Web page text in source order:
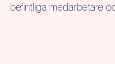
befintliga medarbetare